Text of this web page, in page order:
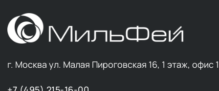
обычных
слои кожи и
Для
.
г. Москва ул. Малая Пироговская 16, 1 этаж, офис